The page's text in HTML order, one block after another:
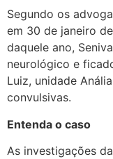
Segundo os
em 30 de janeiro
daquele ano,
neurológico e
Luiz, unidade
convulsivas.
Entenda o caso
As investigações